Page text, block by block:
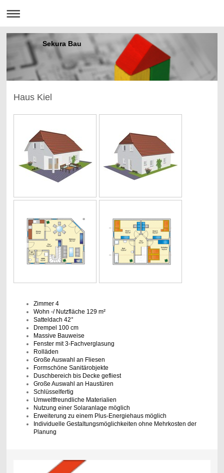
Sekura Bau
Haus Kiel
Zimmer 4
Wohn -/ Nutzfläche 129 m²
Satteldach 42°
Drempel 100 cm
Massive Bauweise
Fenster mit 3-Fachverglasung
Rolläden
Große Auswahl an Fliesen
Formschöne Sanitärobjekte
Duschbereich bis Decke gefliest
Große Auswahl an Haustüren
Schlüsselfertig
Umweltfreundliche Materialien
Nutzung einer Solaranlage möglich
Erweiterung zu einem Plus-Energiehaus möglich
Individuelle Gestaltungsmöglichkeiten ohne Mehrkosten der
Planung